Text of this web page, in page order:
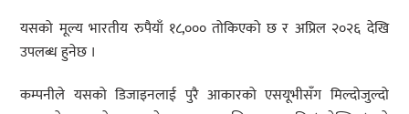
यसको मूल्य भारतीय रुपैयाँ १८,००० तोकिएको छ र अप्रिल २०२६ देखि
उपलब्ध हुनेछ ।
कम्पनीले यसको डिजाइनलाई पुरै आकारको एसयूभीसँग मिल्दोजुल्दो